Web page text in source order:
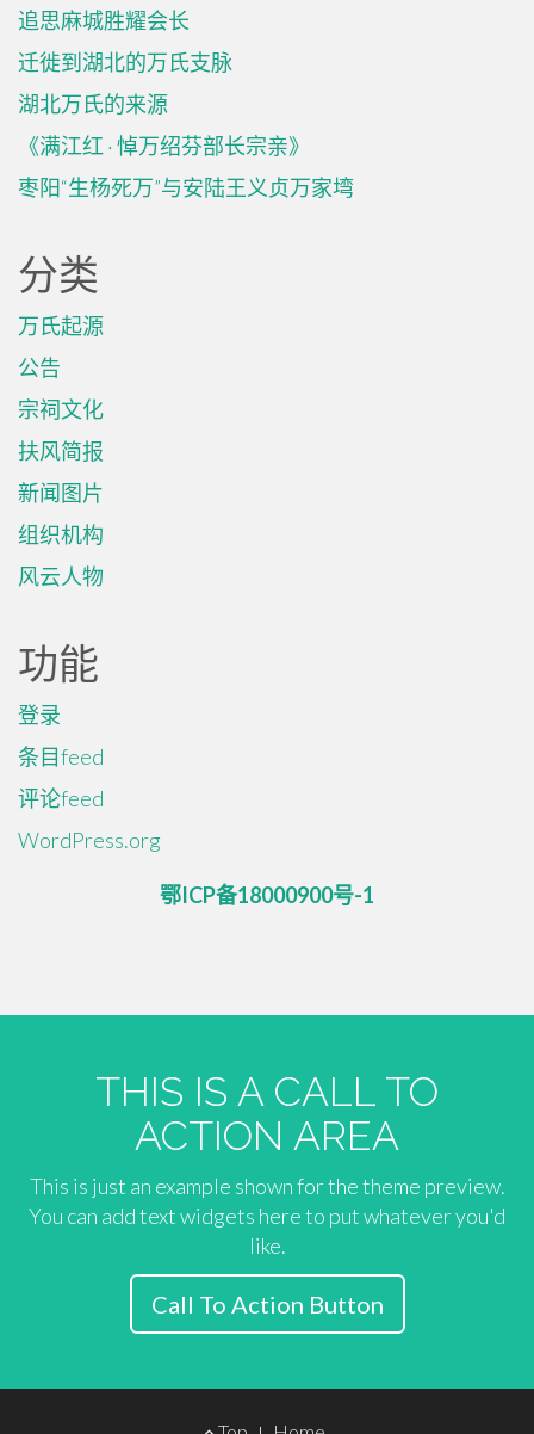
追思麻城胜耀会长
迁徙到湖北的万氏支脉
湖北万氏的来源
《满江红 · 悼万绍芬部长宗亲》
枣阳“生杨死万”与安陆王义贞万家塆
分类
万氏起源
公告
宗祠文化
扶风简报
新闻图片
组织机构
风云人物
功能
登录
条目feed
评论feed
WordPress.org
鄂ICP备18000900号-1
THIS IS A CALL TO
ACTION AREA
This is just an example shown for the theme preview.
You can add text widgets here to put whatever you'd
like.
Call To Action Button